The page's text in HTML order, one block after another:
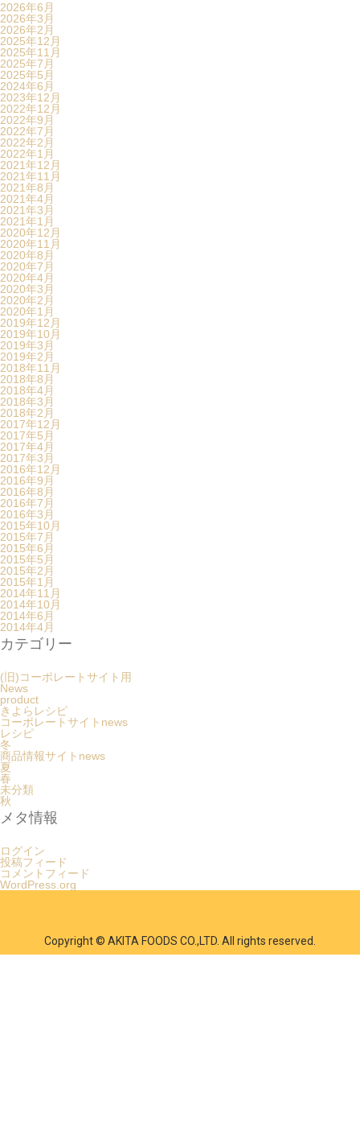
2026年6月
2026年3月
2026年2月
2025年12月
2025年11月
2025年7月
2025年5月
2024年6月
2023年12月
2022年12月
2022年9月
2022年7月
2022年2月
2022年1月
2021年12月
2021年11月
2021年8月
2021年4月
2021年3月
2021年1月
2020年12月
2020年11月
2020年8月
2020年7月
2020年4月
2020年3月
2020年2月
2020年1月
2019年12月
2019年10月
2019年3月
2019年2月
2018年11月
2018年8月
2018年4月
2018年3月
2018年2月
2017年12月
2017年5月
2017年4月
2017年3月
2016年12月
2016年9月
2016年8月
2016年7月
2016年3月
2015年10月
2015年7月
2015年6月
2015年5月
2015年2月
2015年1月
2014年11月
2014年10月
2014年6月
2014年4月
カテゴリー
(旧)コーポレートサイト用
News
product
きよらレシピ
コーポレートサイトnews
レシピ
冬
商品情報サイトnews
夏
春
未分類
秋
メタ情報
ログイン
投稿フィード
コメントフィード
WordPress.org
Copyright © AKITA FOODS CO.,LTD. All rights reserved.